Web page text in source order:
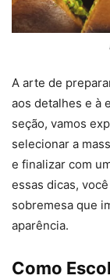
A arte de
aos detalhes e à
seção, vamos
selecionar a
e finalizar com
essas dicas,
sobremesa que
aparência.
Como